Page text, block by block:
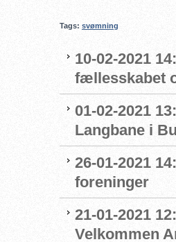
Tags: svømning
10-02-2021
fællesskabet
01-02-2021
Langbane i
26-01-2021
foreninger
21-01-2021
Velkommen